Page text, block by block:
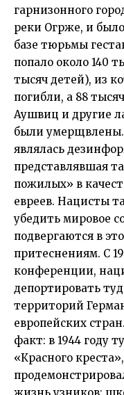
гарнизонного
реки Огрже, и было
базе тюрьмы
попало около 140
тысяч детей), из
погибли, а 88
Аушвиц и другие
были умерщвлены.
являлась
представлявшая
пожилых» в
евреев. Нацисты
убедить мировое
подвергаются в
притеснениям. С
конференции,
депортировать
территорий
европейских
факт: в 1944 году
«Красного